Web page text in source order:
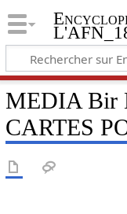
MEDIA Bir
CARTES